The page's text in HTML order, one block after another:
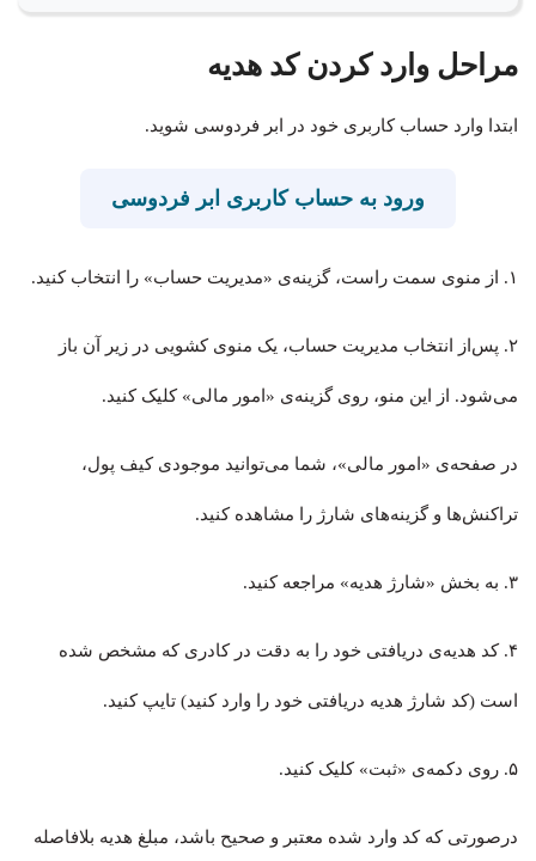
مراحل وارد کردن کد هدیه
ابتدا وارد حساب کاربری خود در ابر فردوسی شوید.
ورود به حساب کاربری ابر فردوسی
۱. از منوی سمت راست، گزینه‌ی «مدیریت حساب» را انتخاب کنید.
۲. پس‌از انتخاب مدیریت حساب، یک منوی کشویی در زیر آن باز
می‌شود. از این منو، روی گزینه‌ی «امور مالی» کلیک کنید.
در صفحه‌ی «امور مالی»، شما می‌توانید موجودی کیف پول،
تراکنش‌ها و گزینه‌های شارژ را مشاهده کنید.
۳. به بخش «شارژ هدیه» مراجعه کنید.
۴. کد هدیه‌ی دریافتی خود را به دقت در کادری که مشخص شده
است (کد شارژ هدیه دریافتی خود را وارد کنید) تایپ کنید.
۵. روی دکمه‌ی «ثبت» کلیک کنید.
درصورتی که کد وارد شده معتبر و صحیح باشد، مبلغ هدیه بلافاصله